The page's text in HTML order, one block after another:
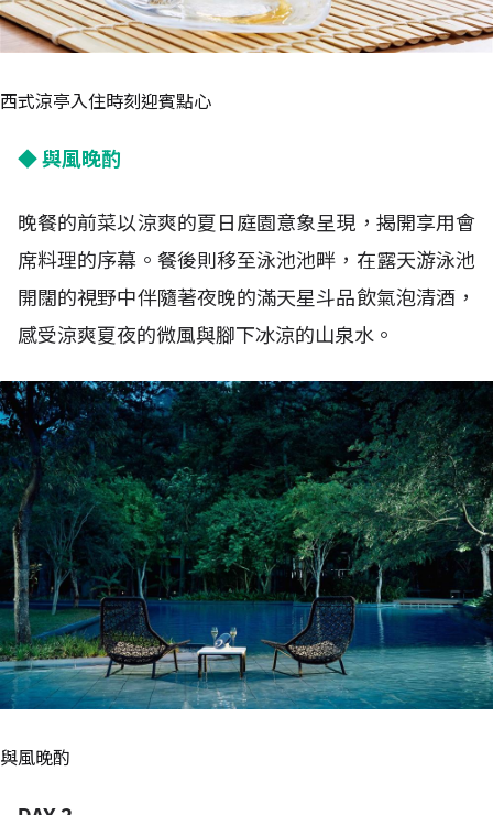
西式涼亭入住時刻迎賓點心
◆ 與風晚酌
晚餐的前菜以涼爽的夏日庭園意象呈現，揭開享用會
席料理的序幕。餐後則移至泳池池畔，在露天游泳池
開闊的視野中伴隨著夜晚的滿天星斗品飲氣泡清酒，
感受涼爽夏夜的微風與腳下冰涼的山泉水。
與風晚酌